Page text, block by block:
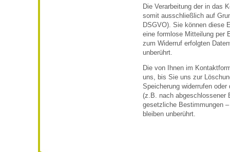
Die Verarbeitung der in das
somit ausschließlich auf
DSGVO). Sie können diese
eine formlose Mitteilung per
zum Widerruf erfolgten
unberührt.
Die von Ihnen im
uns, bis Sie uns zur
Speicherung widerrufen
(z.B. nach abgeschlossener
gesetzliche Bestimmungen
bleiben unberührt.